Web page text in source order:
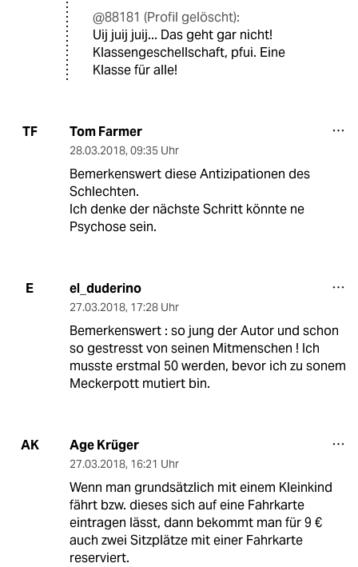
@88181 (Profil gelöscht):
Uij juij juij... Das geht gar nicht!
Klassengeschellschaft, pfui. Eine
Klasse für alle!
TF Tom Farmer
28.03.2018, 09:35 Uhr
Bemerkenswert diese Antizipationen des
Schlechten.
Ich denke der nächste Schritt könnte ne
Psychose sein.
E el_duderino
27.03.2018, 17:28 Uhr
Bemerkenswert : so jung der Autor und schon
so gestresst von seinen Mitmenschen ! Ich
musste erstmal 50 werden, bevor ich zu sonem
Meckerpott mutiert bin.
AK Age Krüger
27.03.2018, 16:21 Uhr
Wenn man grundsätzlich mit einem Kleinkind
fährt bzw. dieses sich auf eine Fahrkarte
eintragen lässt, dann bekommt man für 9 €
auch zwei Sitzplätze mit einer Fahrkarte
reserviert.